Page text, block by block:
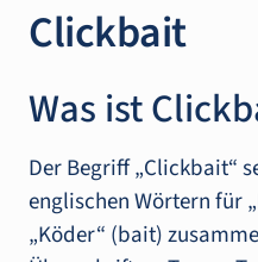
Clickbait
Was ist
Der Begriff „Clickbait“
englischen Wörtern für
„Köder“ (bait)